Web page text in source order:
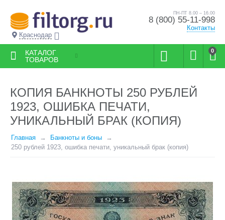
Краснодар
ПН-ПТ 8.00 – 16.00
8 (800) 55-11-998
Контакты
0
КАТАЛОГ
ТОВАРОВ
КОПИЯ БАНКНОТЫ 250 РУБЛЕЙ
1923, ОШИБКА ПЕЧАТИ,
УНИКАЛЬНЫЙ БРАК (КОПИЯ)
Главная
Банкноты и боны
250 рублей 1923, ошибка печати, уникальный брак (копия)